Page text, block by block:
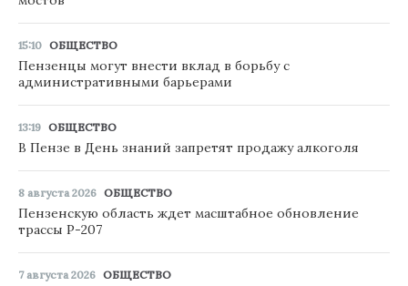
15:10 ОБЩЕСТВО
Пензенцы могут внести вклад в борьбу с
административными барьерами
13:19 ОБЩЕСТВО
В Пензе в День знаний запретят продажу алкоголя
8 августа 2026 ОБЩЕСТВО
Пензенскую область ждет масштабное обновление
трассы Р-207
7 августа 2026 ОБЩЕСТВО